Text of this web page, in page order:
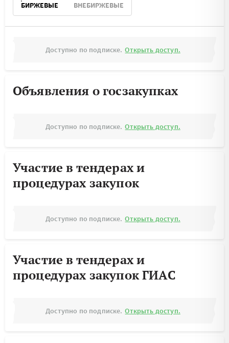
БИРЖЕВЫЕ ВНЕБИРЖЕВЫЕ
Доступно по подписке. Открыть доступ.
Объявления о госзакупках
Доступно по подписке. Открыть доступ.
Участие в тендерах и
процедурах закупок
Доступно по подписке. Открыть доступ.
Участие в тендерах и
процедурах закупок ГИАС
Доступно по подписке. Открыть доступ.